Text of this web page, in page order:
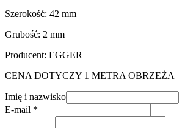
Szerokość: 42 mm
Grubość: 2 mm
Producent: EGGER
CENA DOTYCZY 1 METRA OBRZEŻA
Imię i nazwisko
E-mail *